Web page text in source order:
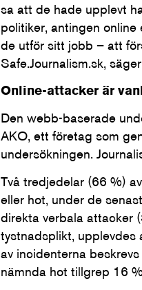
sa att de hade upplevt
politiker, antingen
de utför sitt jobb – att
Safe.Journalism.sk,
Online-attacker är
Den webb-baserade
AKO, ett företag som
undersökningen.
Två tredjedelar (66 %)
eller hot, under de
direkta verbala attacker
tystnadsplikt, upplevdes
av incidenterna
nämnda hot tillgrep 16